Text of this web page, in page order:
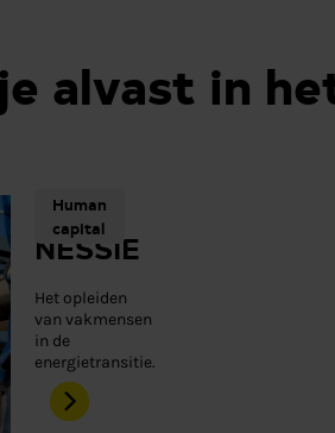
alvast in
Human
capital
NESSIE
Het opleiden
van vakmensen
in de
energietransitie.